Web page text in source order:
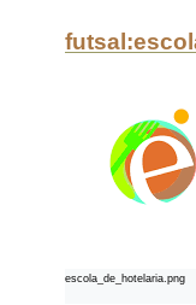
escola_de_hotelaria.png